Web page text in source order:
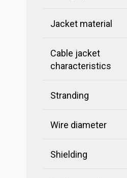
Jacket material
Cable jacket
characteristics
Stranding
Wire diameter
Shielding